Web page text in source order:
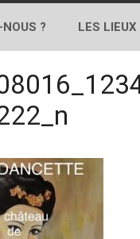
? LES LIEUX